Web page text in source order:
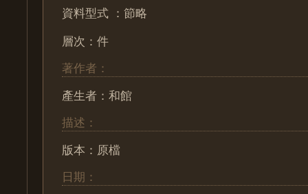
資料型式 ：節略
層次：件
著作者：
產生者：和館
描述：
版本：原檔
日期：